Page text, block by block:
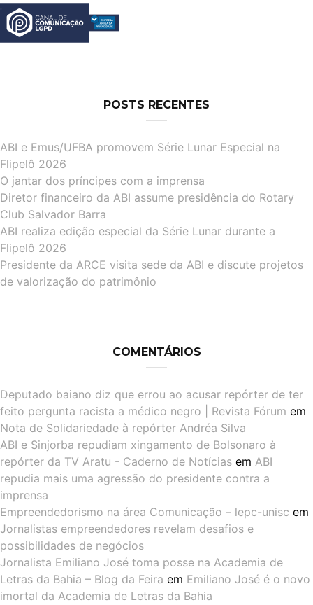
POSTS RECENTES
ABI e Emus/UFBA promovem Série Lunar Especial na
Flipelô 2026
O jantar dos príncipes com a imprensa
Diretor financeiro da ABI assume presidência do Rotary
Club Salvador Barra
ABI realiza edição especial da Série Lunar durante a
Flipelô 2026
Presidente da ARCE visita sede da ABI e discute projetos
de valorização do patrimônio
COMENTÁRIOS
Deputado baiano diz que errou ao acusar repórter de ter
feito pergunta racista a médico negro | Revista Fórum em
Nota de Solidariedade à repórter Andréa Silva
ABI e Sinjorba repudiam xingamento de Bolsonaro à
repórter da TV Aratu - Caderno de Notícias em ABI
repudia mais uma agressão do presidente contra a
imprensa
Empreendedorismo na área Comunicação – lepc-unisc em
Jornalistas empreendedores revelam desafios e
possibilidades de negócios
Jornalista Emiliano José toma posse na Academia de
Letras da Bahia – Blog da Feira em Emiliano José é o novo
imortal da Academia de Letras da Bahia